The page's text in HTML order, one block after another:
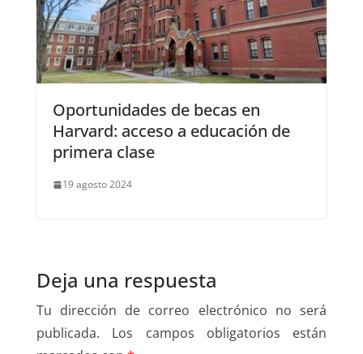
Oportunidades de becas en
Harvard: acceso a educación de
primera clase
19 agosto 2024
Deja una respuesta
Tu dirección de correo electrónico no será
publicada.
Los campos obligatorios están